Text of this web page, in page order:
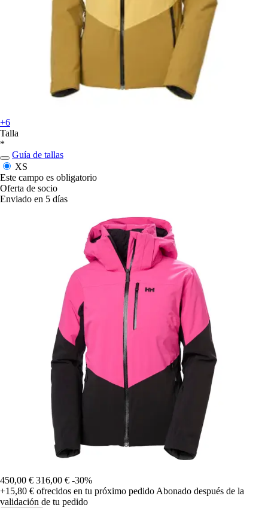
+6
Talla
*
Guía de tallas
XS
Este campo es obligatorio
Oferta de socio
Enviado en 5 días
450,00 € 316,00 € -30%
+15,80 € ofrecidos en tu próximo pedidoAbonado después de la
validación de tu pedido